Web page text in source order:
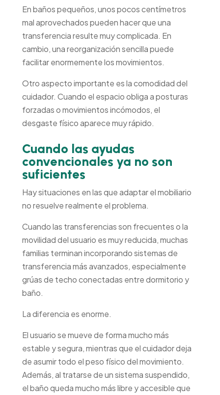
En baños pequeños, unos pocos centímetros
mal aprovechados pueden hacer que una
transferencia resulte muy complicada. En
cambio, una reorganización sencilla puede
facilitar enormemente los movimientos.
Otro aspecto importante es la comodidad del
cuidador. Cuando el espacio obliga a posturas
forzadas o movimientos incómodos, el
desgaste físico aparece muy rápido.
Cuando las ayudas
convencionales ya no son
suficientes
Hay situaciones en las que adaptar el mobiliario
no resuelve realmente el problema.
Cuando las transferencias son frecuentes o la
movilidad del usuario es muy reducida, muchas
familias terminan incorporando sistemas de
transferencia más avanzados, especialmente
grúas de techo conectadas entre dormitorio y
baño.
La diferencia es enorme.
El usuario se mueve de forma mucho más
estable y segura, mientras que el cuidador deja
de asumir todo el peso físico del movimiento.
Además, al tratarse de un sistema suspendido,
el baño queda mucho más libre y accesible que